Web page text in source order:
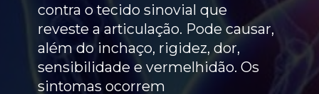
contra o tecido sinovial que
reveste a articulação. Pode causar,
além do inchaço, rigidez, dor,
sensibilidade e vermelhidão. Os
sintomas ocorrem